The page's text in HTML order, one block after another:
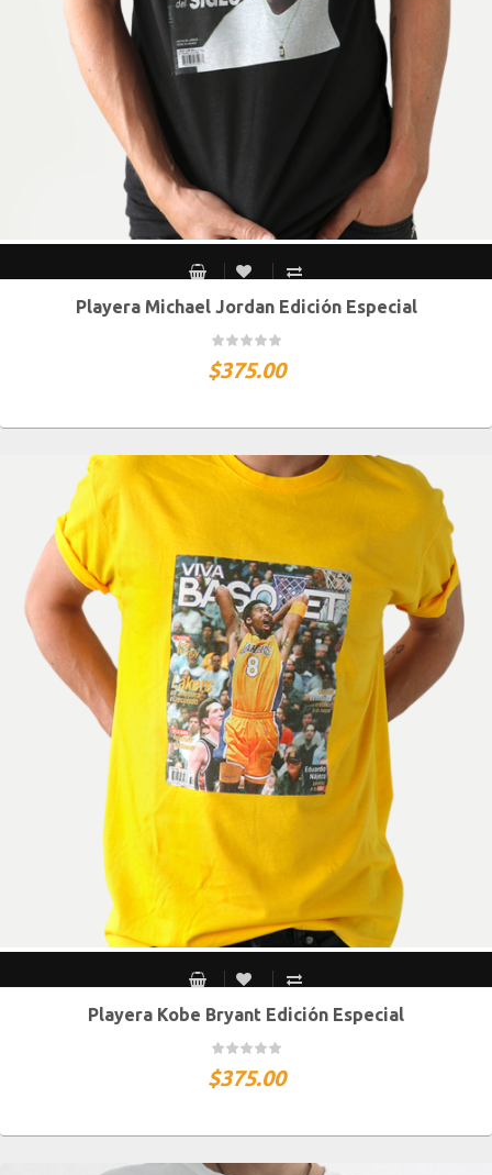
CH M G XG XXG
Playera Michael Jordan Edición Especial
$375.00
CH M G XG XXG
Playera Kobe Bryant Edición Especial
$375.00